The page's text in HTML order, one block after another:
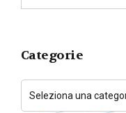
Categorie